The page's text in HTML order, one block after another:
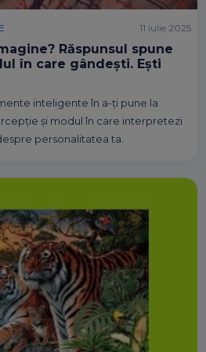
Răspunsul spune
în care gândești. Ești
inteligente în a-ți pune la
și modul în care interpretezi
personalitatea ta.
11 iulie 2025